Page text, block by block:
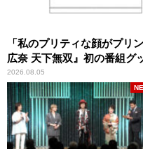
「私のプリティな顔がプリ
広奈 天下無双』初の番組グ
2026.08.05